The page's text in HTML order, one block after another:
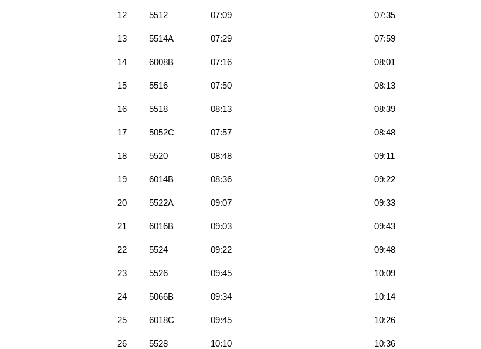
12 5512 07:09 07:35
13 5514A 07:29 07:59
14 6008B 07:16 08:01
15 5516 07:50 08:13
16 5518 08:13 08:39
17 5052C 07:57 08:48
18 5520 08:48 09:11
19 6014B 08:36 09:22
20 5522A 09:07 09:33
21 6016B 09:03 09:43
22 5524 09:22 09:48
23 5526 09:45 10:09
24 5066B 09:34 10:14
25 6018C 09:45 10:26
26 5528 10:10 10:36